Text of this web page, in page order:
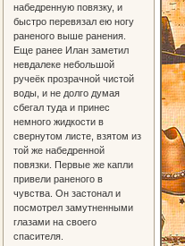
набедренную повязку, и
быстро перевязал ею ногу
раненого выше ранения.
Еще ранее Илан заметил
невдалеке небольшой
ручеёк прозрачной чистой
воды, и не долго думая
сбегал туда и принес
немного жидкости в
свернутом листе, взятом из
той же набедренной
повязки. Первые же капли
привели раненого в
чувства. Он застонал и
посмотрел замутненными
глазами на своего
спасителя.